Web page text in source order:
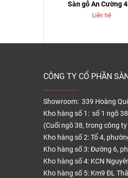
Sàn gỗ An Cường
Liên hệ
CÔNG TY CỔ PHẦN
Showroom: 339 Hoàng
Kho hàng số 1: số 1 ngõ
(Cuối ngõ 38, trong công
Kho hàng số 2: Tổ 4,
Kho hàng số 3: Đường 6,
Kho hàng số 4: KCN
Kho hàng số 5: Km9 ĐL